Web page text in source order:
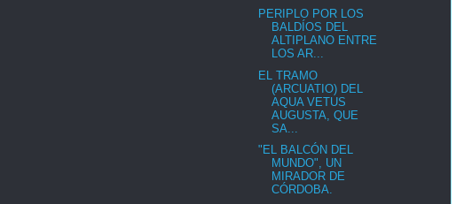
PERIPLO POR LOS
BALDÍOS DEL
ALTIPLANO ENTRE
LOS AR...
EL TRAMO
(ARCUATIO) DEL
AQUA VETUS
AUGUSTA, QUE
SA...
"EL BALCÓN DEL
MUNDO", UN
MIRADOR DE
CÓRDOBA.